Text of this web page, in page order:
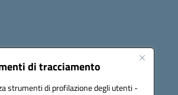
di tracciamento
strumenti di profilazione degli utenti -